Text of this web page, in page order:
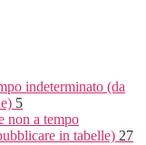
indeterminato (da
5
non a tempo
in tabelle) 27